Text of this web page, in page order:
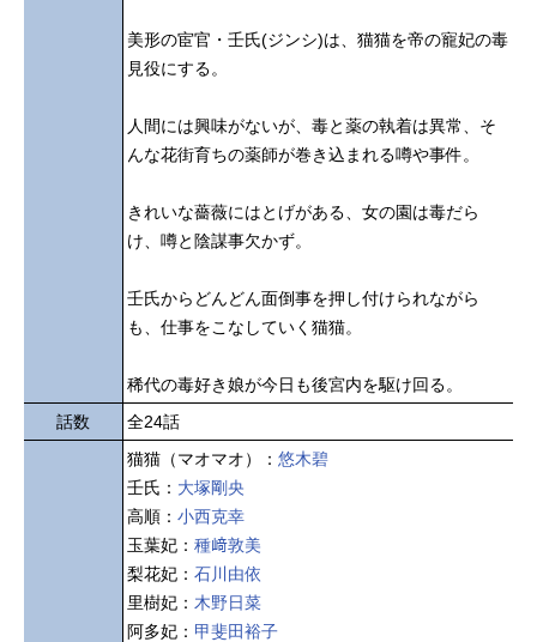
美形の宦官・壬氏(ジンシ)は、猫猫を帝の寵妃の毒
見役にする。
人間には興味がないが、毒と薬の執着は異常、そ
んな花街育ちの薬師が巻き込まれる噂や事件。
きれいな薔薇にはとげがある、女の園は毒だら
け、噂と陰謀事欠かず。
壬氏からどんどん面倒事を押し付けられながら
も、仕事をこなしていく猫猫。
稀代の毒好き娘が今日も後宮内を駆け回る。
話数
全24話
猫猫（マオマオ）： 悠木碧
壬氏： 大塚剛央
高順： 小西克幸
玉葉妃： 種﨑敦美
梨花妃： 石川由依
里樹妃： 木野日菜
阿多妃： 甲斐田裕子